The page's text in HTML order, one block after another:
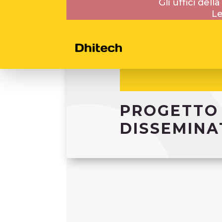
Gli uffici